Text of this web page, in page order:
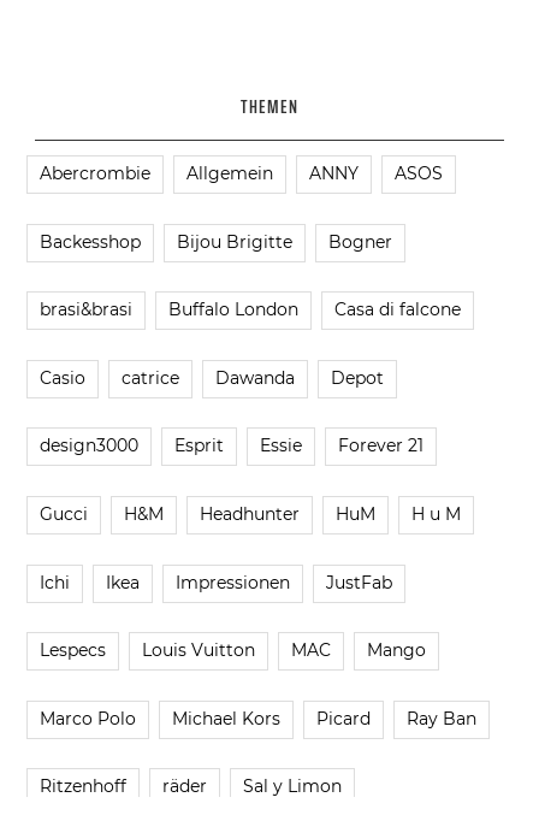
THEMEN
Abercrombie Allgemein ANNY ASOS
Backesshop Bijou Brigitte Bogner
brasi&brasi Buffalo London Casa di falcone
Casio catrice Dawanda Depot
design3000 Esprit Essie Forever 21
Gucci H&M Headhunter HuM H u M
Ichi Ikea Impressionen JustFab
Lespecs Louis Vuitton MAC Mango
Marco Polo Michael Kors Picard Ray Ban
Ritzenhoff räder Sal y Limon